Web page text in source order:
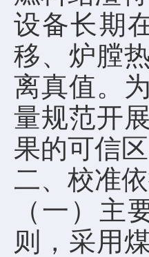
设备长期
移、炉膛
离真值。
量规范开
果的可信
二、校准
（一）主
则，采用